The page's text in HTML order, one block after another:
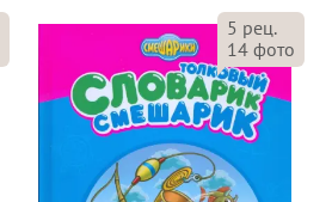
5 рец.
14 фото